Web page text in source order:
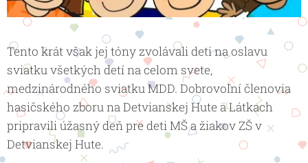
Tento krát však jej tóny zvolávali deti na oslavu
sviatku všetkých detí na celom svete,
medzinárodného sviatku MDD. Dobrovoľní členovia
hasičského zboru na Detvianskej Hute a Látkach
pripravili úžasný deň pre deti MŠ a žiakov ZŠ v
Detvianskej Hute.